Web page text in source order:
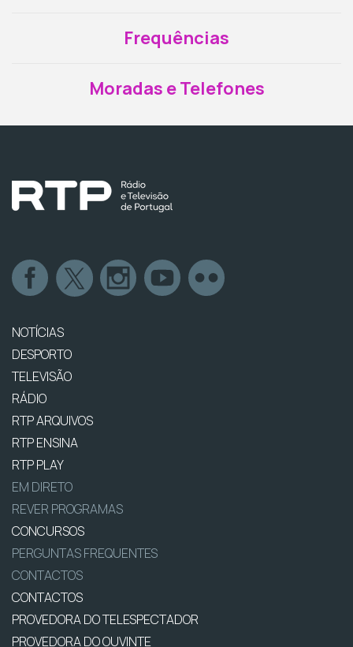
Frequências
Moradas e Telefones
NOTÍCIAS
DESPORTO
TELEVISÃO
RÁDIO
RTP ARQUIVOS
RTP ENSINA
RTP PLAY
EM DIRETO
REVER PROGRAMAS
CONCURSOS
PERGUNTAS FREQUENTES
CONTACTOS
CONTACTOS
PROVEDORA DO TELESPECTADOR
PROVEDORA DO OUVINTE